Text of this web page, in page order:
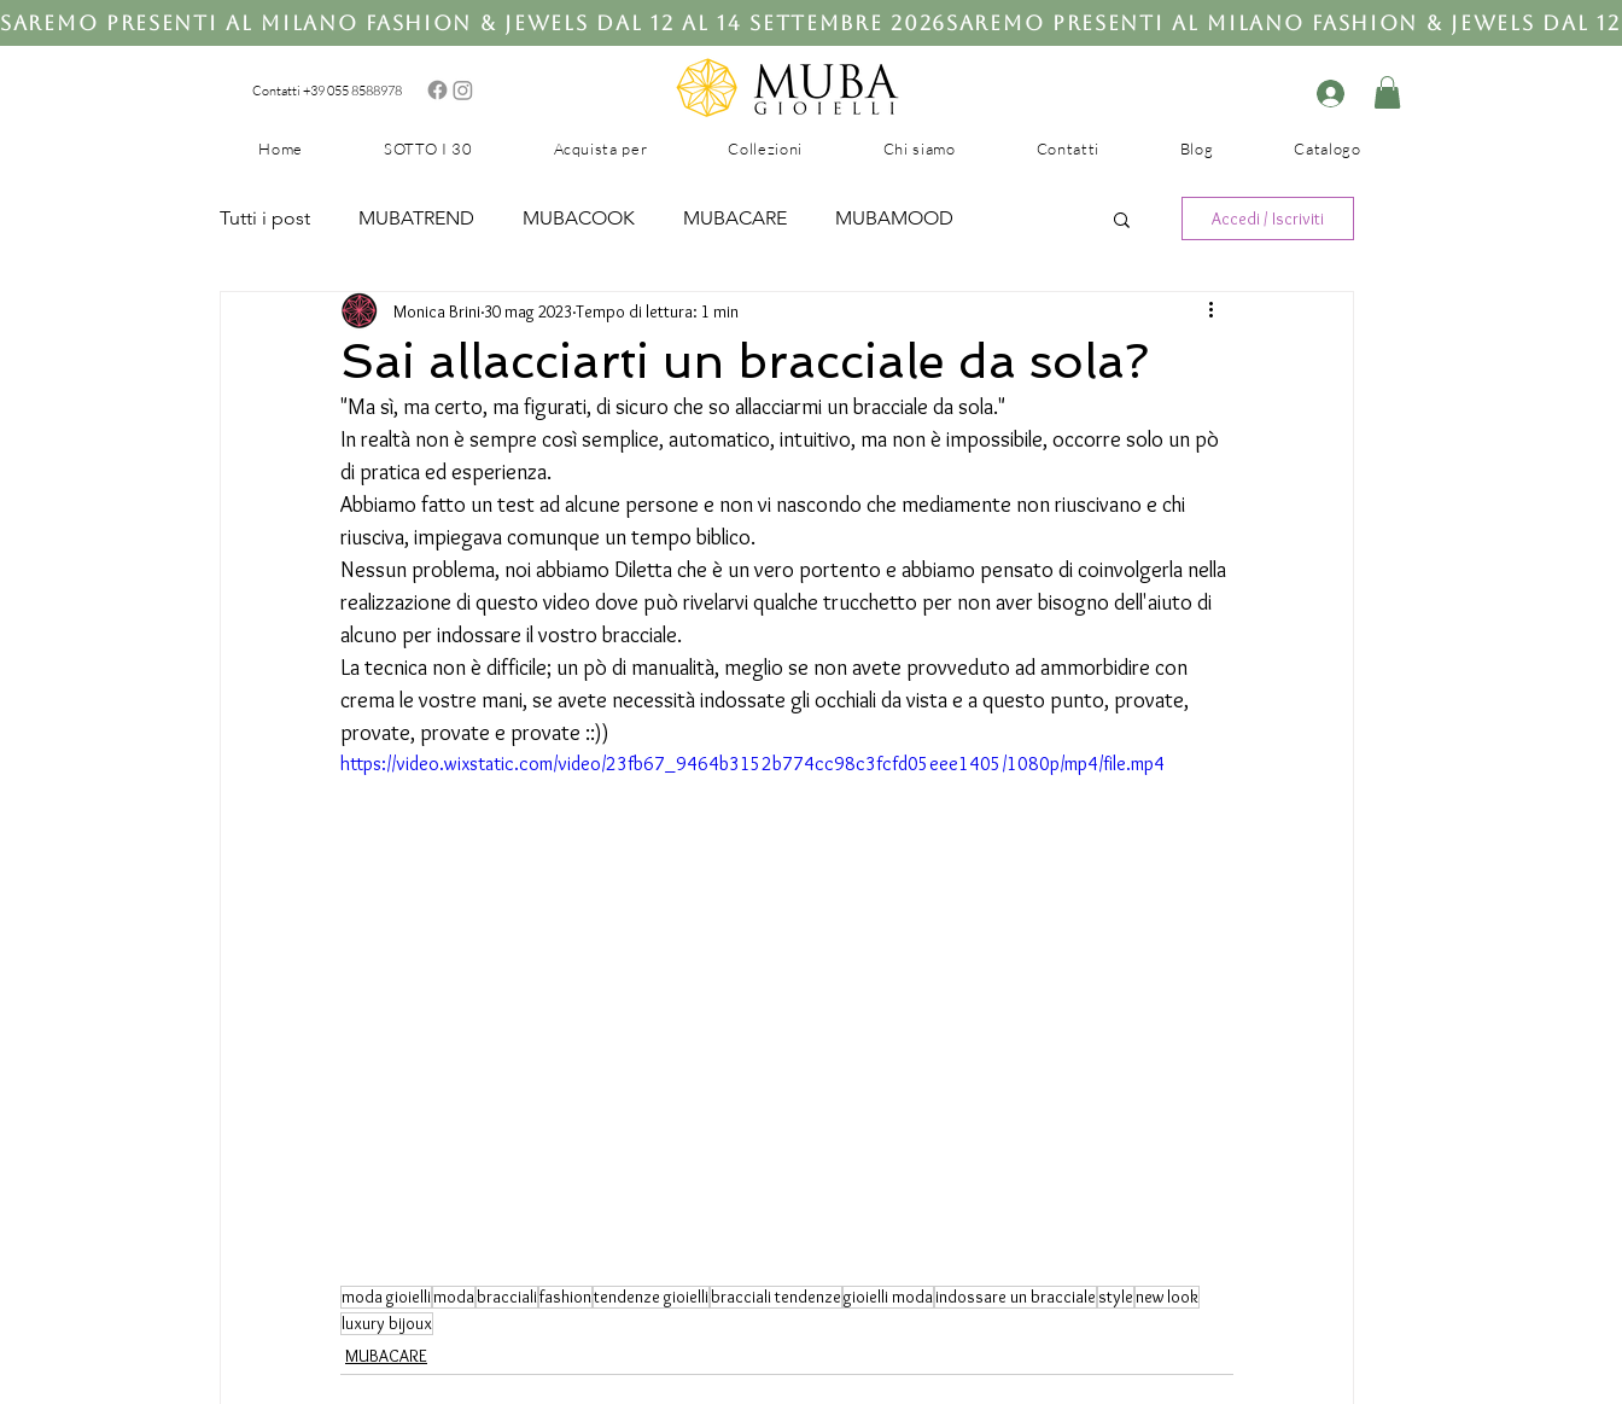
Saremo presenti al Milano Fashion & Jewels dal 12 al 14 settembre 2026
Home SOTTO I 30 Acquista per Collezioni Chi siamo Contatti Blog Catalogo
Contatti +39 055 8588978
Tutti i post MUBATREND MUBACOOK MUBACARE MUBAMOOD
MUBASPONSOR MUBATUSCANY MUBASHOOTING
Accedi / Iscriviti
Sai allacciarti un bracciale da sola?
Monica Brini 30 mag 2023 Tempo di lettura: 1 min
"Ma sì, ma certo, ma figurati, di sicuro che so allacciarmi un bracciale da sola."
In realtà non è sempre così semplice, automatico, intuitivo, ma non è impossibile, occorre solo un pò
di pratica ed esperienza.
Abbiamo fatto un test ad alcune persone e non vi nascondo che mediamente non riuscivano e chi
riusciva, impiegava comunque un tempo biblico.
Nessun problema, noi abbiamo Diletta che è un vero portento e abbiamo pensato di coinvolgerla nella
realizzazione di questo video dove può rivelarvi qualche trucchetto per non aver bisogno dell'aiuto di
alcuno per indossare il vostro bracciale.
La tecnica non è difficile; un pò di manualità, meglio se non avete provveduto ad ammorbidire con
crema le vostre mani, se avete necessità indossate gli occhiali da vista e a questo punto, provate,
provate, provate e provate ::))
https://video.wixstatic.com/video/23fb67_9464b3152b774cc98c3fcfd05eee1405/1080p/mp4/file.mp4
moda gioiellimodabraccialifashiontendenze gioiellibracciali tendenzegioielli modaindossare un bracciale stylenew look
luxury bijoux
MUBACARE